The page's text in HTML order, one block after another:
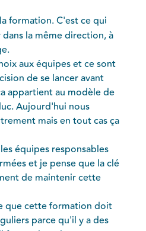
formation. C'est ce qui
dans la même direction, à
aux équipes et ce sont
de se lancer avant
appartient au modèle de
Aujourd'hui nous
mais en tout cas ça
équipes responsables
et je pense que la clé
de maintenir cette
que cette formation doit
parce qu'il y a des